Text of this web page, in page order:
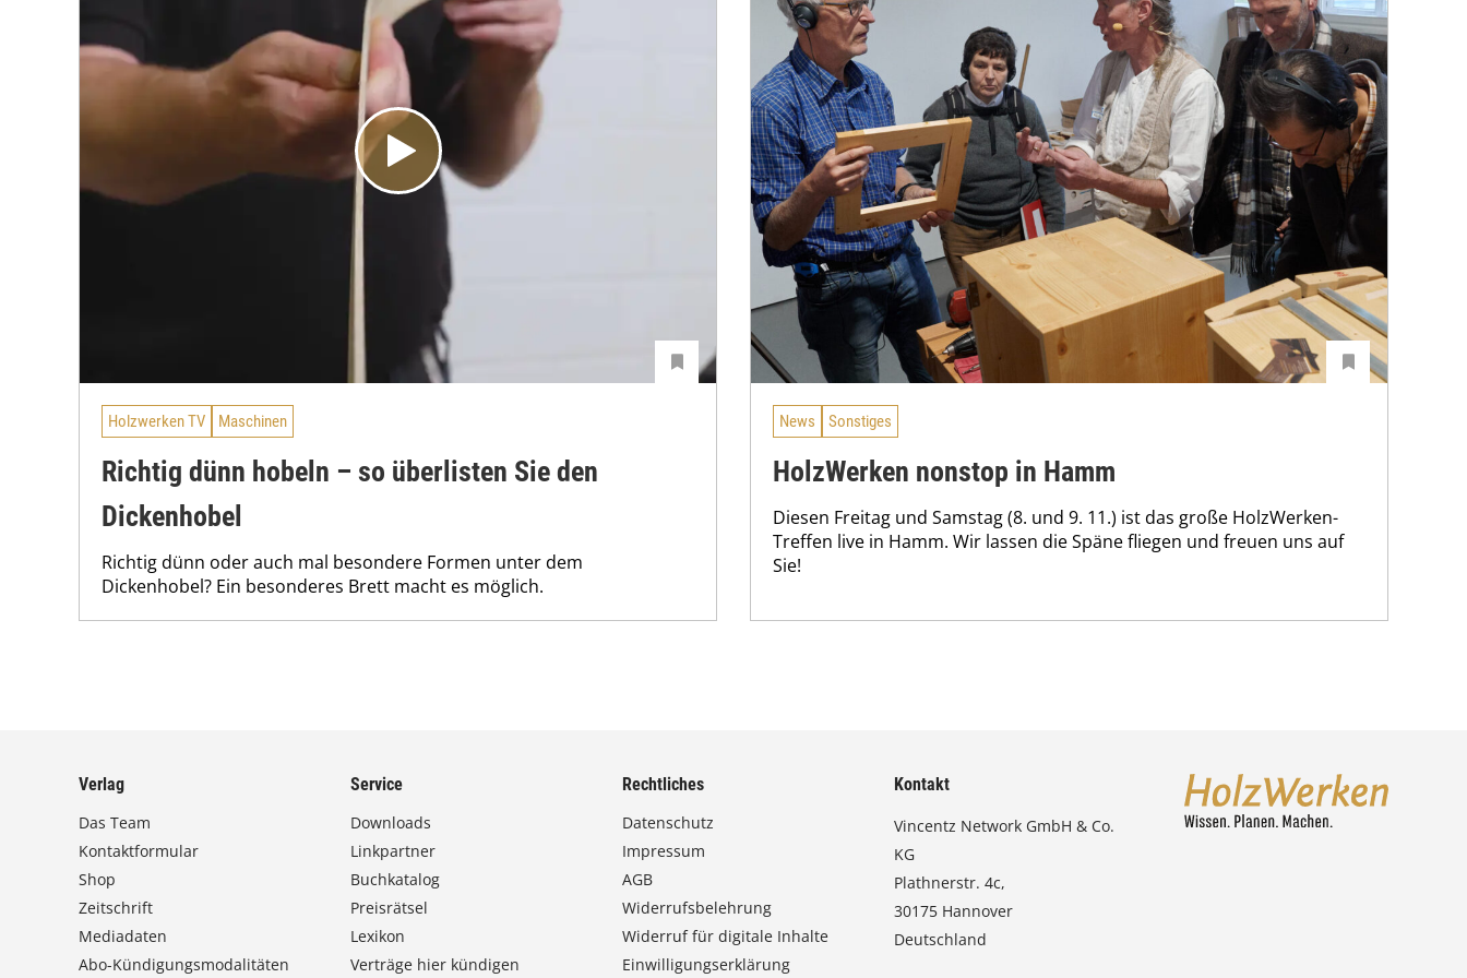
Holzwerken TV Maschinen
Richtig dünn hobeln – so überlisten Sie den
Dickenhobel
Richtig dünn oder auch mal besondere Formen unter dem
Dickenhobel? Ein besonderes Brett macht es möglich.
News Sonstiges
HolzWerken nonstop in Hamm
Diesen Freitag und Samstag (8. und 9. 11.) ist das große HolzWerken-
Treffen live in Hamm. Wir lassen die Späne fliegen und freuen uns auf
Sie!
Verlag
Das Team
Kontaktformular
Shop
Zeitschrift
Mediadaten
Abo-Kündigungsmodalitäten
Service
Downloads
Linkpartner
Buchkatalog
Preisrätsel
Lexikon
Verträge hier kündigen
Rechtliches
Datenschutz
Impressum
AGB
Widerrufsbelehrung
Widerruf für digitale Inhalte
Einwilligungserklärung
Kontakt
Vincentz Network GmbH & Co.
KG
Plathnerstr. 4c,
30175 Hannover
Deutschland